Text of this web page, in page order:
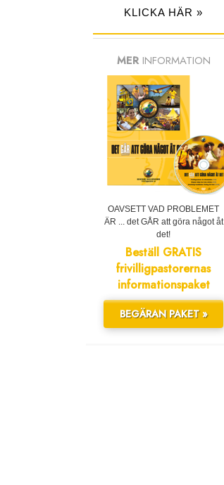
KLICKA HÄR »
MER INFORMATION
OAVSETT VAD PROBLEMET
ÄR ... det GÅR att göra något åt
det!
Beställ GRATIS
frivilligpastorernas
informationspaket
BEGÄRAN PAKET »